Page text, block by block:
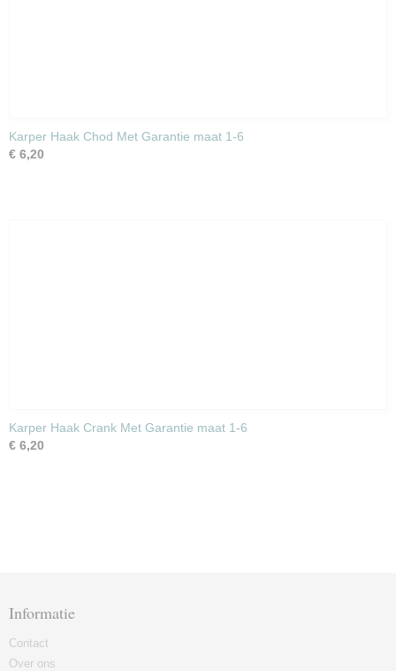
Karper Haak Chod Met Garantie maat 1-6
€ 6,20
Karper Haak Crank Met Garantie maat 1-6
€ 6,20
Informatie
Contact
Over ons